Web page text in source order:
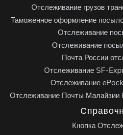
Отслеживание грузов
Таможенное оформление
Отслеживание
Отслеживание
Почта России
Отслеживание SF-
Отслеживание
Отслеживание Почты Малайзии
Кнопка